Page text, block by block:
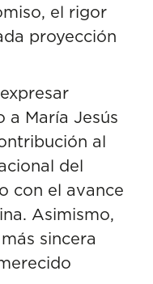
el rigor
proyección
a María Jesús
al
del
con el avance
Asimismo,
sincera